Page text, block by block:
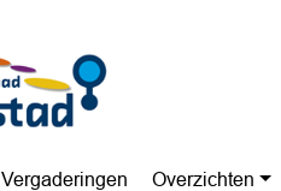
Vergaderingen Overzichten